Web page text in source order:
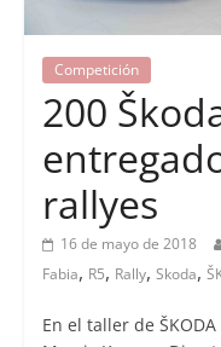
Competición
200
rallyes
16 de mayo de 2018
Fabia, R5, Rally, Skoda,
En el taller de